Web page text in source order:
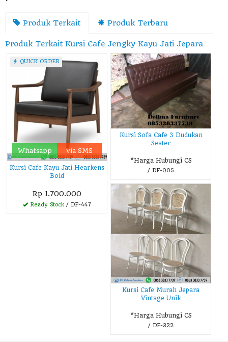
Produk Terkait Produk Terbaru
Produk Terkait Kursi Cafe Jengky Kayu Jati Jepara
QUICK ORDER
Whatsapp via SMS
Kursi Cafe Kayu Jati Hearkens
Bold
Rp 1.700.000
Ready Stock / DF-447
Kursi Sofa Cafe 3 Dudukan
Seater
*Harga Hubungi CS
/ DF-005
Kursi Cafe Murah Jepara
Vintage Unik
*Harga Hubungi CS
/ DF-322